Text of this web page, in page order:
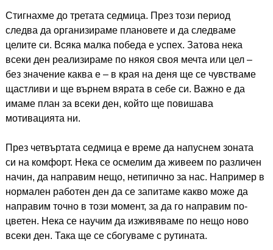
Стигнахме до третата седмица. През този период
следва да организираме плановете и да следваме
целите си. Всяка малка победа е успех. Затова нека
всеки ден реализираме по някоя своя мечта или цел –
без значение каква е – в края на деня ще се чувстваме
щастливи и ще върнем вярата в себе си. Важно е да
имаме план за всеки ден, който ще повишава
мотивацията ни.
През четвъртата седмица е време да напуснем зоната
си на комфорт. Нека се осмелим да живеем по различен
начин, да направим нещо, нетипично за нас. Например в
нормален работен ден да се запитаме какво може да
направим точно в този момент, за да го направим по-
цветен. Нека се научим да изживяваме по нещо ново
всеки ден. Така ще се сбогуваме с рутината.